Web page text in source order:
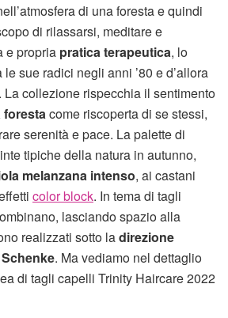
di una foresta e quindi
di rilassarsi, meditare e
e propria pratica terapeutica, lo
sue radici negli anni ’80 e d’allora
collezione rispecchia il sentimento
forestacome riscoperta di se stessi,
serenità e pace. La palette di
tipiche della natura in autunno,
melanzana intenso, ai castani
color block. In tema di tagli
lasciando spazio alla
realizzati sotto ladirezione
. Ma vediamo nel dettaglio
di tagli capelli Trinity Haircare 2022